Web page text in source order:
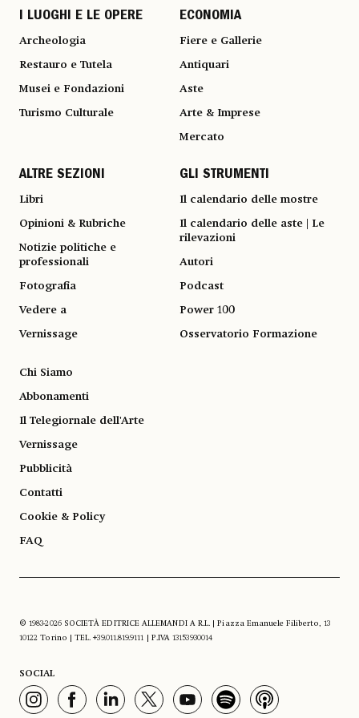
I LUOGHI E LE OPERE
Archeologia
Restauro e Tutela
Musei e Fondazioni
Turismo Culturale
ECONOMIA
Fiere e Gallerie
Antiquari
Aste
Arte & Imprese
Mercato
ALTRE SEZIONI
Libri
Opinioni & Rubriche
Notizie politiche e
professionali
Fotografia
Vedere a
Vernissage
GLI STRUMENTI
Il calendario delle mostre
Il calendario delle aste | Le
rilevazioni
Autori
Podcast
Power 100
Osservatorio Formazione
Chi Siamo
Abbonamenti
Il Telegiornale dell'Arte
Vernissage
Pubblicità
Contatti
Cookie & Policy
FAQ
© 1983-2026 SOCIETÀ EDITRICE ALLEMANDI A R.L. | Piazza Emanuele Filiberto, 13
10122 Torino | TEL. +39.011.819.9111 | P.IVA 13153930014
SOCIAL